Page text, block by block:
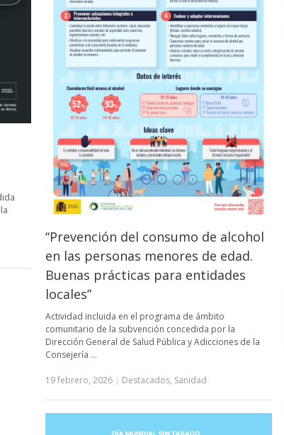
“Prevención del consumo de alcohol
en las personas menores de edad.
Buenas prácticas para entidades
locales”
Actividad incluida en el programa de ámbito
comunitario de la subvención concedida por la
Dirección General de Salud Pública y Adicciones de la
Consejería …
19 febrero, 2026| Destacados, Sanidad